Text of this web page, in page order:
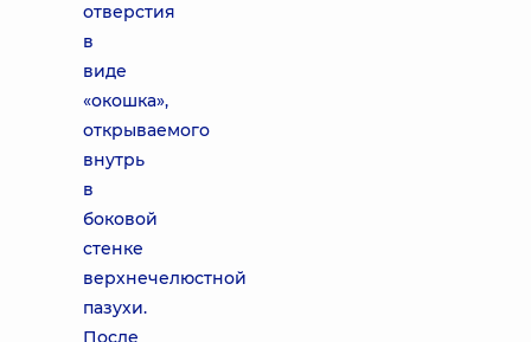
отверстия
в
виде
«окошка»,
открываемого
внутрь
в
боковой
стенке
верхнечелюстной
пазухи.
После